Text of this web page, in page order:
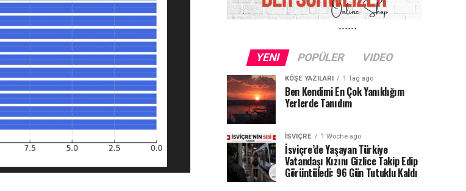
YENI POPÜLER VIDEO
KÖŞE YAZILARI 1 Tag ago
Ben Kendimi En Çok Yanıldığım
Yerlerde Tanıdım
İSVIÇRE 1 Woche ago
İsviçre’de Yaşayan Türkiye
Vatandaşı Kızını Gizlice Takip Edip
Görüntüledi: 96 Gün Tutuklu Kaldı